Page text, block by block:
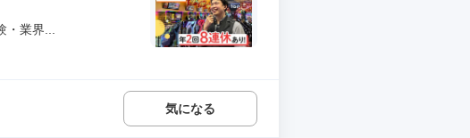
業界...
気になる